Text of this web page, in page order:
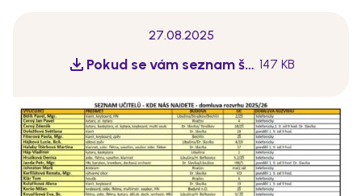
27.08.2025
Pokud se vám seznam špatně zobrazuje, můžete si ho zde stáhnout v v PDF. 147 KB